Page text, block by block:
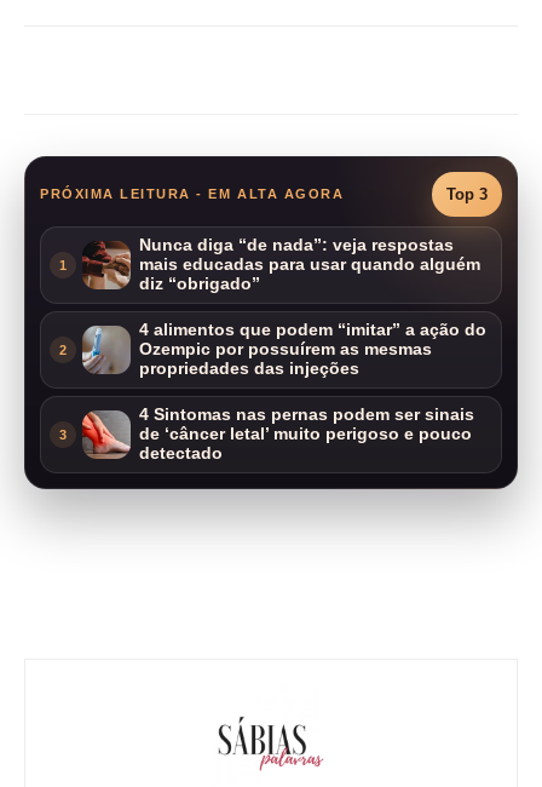
PRÓXIMA LEITURA - EM ALTA AGORA Top 3
1
Nunca diga “de nada”: veja respostas
mais educadas para usar quando alguém
diz “obrigado”
2
4 alimentos que podem “imitar” a ação do
Ozempic por possuírem as mesmas
propriedades das injeções
3
4 Sintomas nas pernas podem ser sinais
de ‘câncer letal’ muito perigoso e pouco
detectado